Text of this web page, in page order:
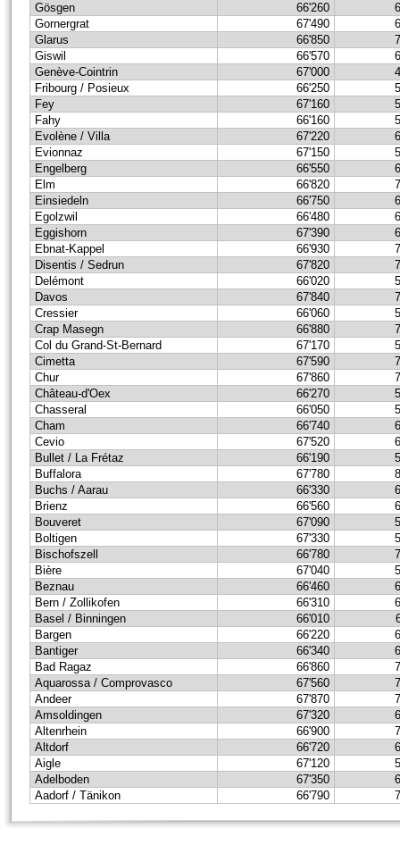
Gösgen
66'260
Gornergrat
67'490
Glarus
66'850
Giswil
66'570
Genève-Cointrin
67'000
Fribourg / Posieux
66'250
Fey
67'160
Fahy
66'160
Evolène / Villa
67'220
Evionnaz
67'150
Engelberg
66'550
Elm
66'820
Einsiedeln
66'750
Egolzwil
66'480
Eggishorn
67'390
Ebnat-Kappel
66'930
Disentis / Sedrun
67'820
Delémont
66'020
Davos
67'840
Cressier
66'060
Crap Masegn
66'880
Col du Grand-St-Bernard
67'170
Cimetta
67'590
Chur
67'860
Château-d'Oex
66'270
Chasseral
66'050
Cham
66'740
Cevio
67'520
Bullet / La Frétaz
66'190
Buffalora
67'780
Buchs / Aarau
66'330
Brienz
66'560
Bouveret
67'090
Boltigen
67'330
Bischofszell
66'780
Bière
67'040
Beznau
66'460
Bern / Zollikofen
66'310
Basel / Binningen
66'010
Bargen
66'220
Bantiger
66'340
Bad Ragaz
66'860
Aquarossa / Comprovasco
67'560
Andeer
67'870
Amsoldingen
67'320
Altenrhein
66'900
Altdorf
66'720
Aigle
67'120
Adelboden
67'350
Aadorf / Tänikon
66'790